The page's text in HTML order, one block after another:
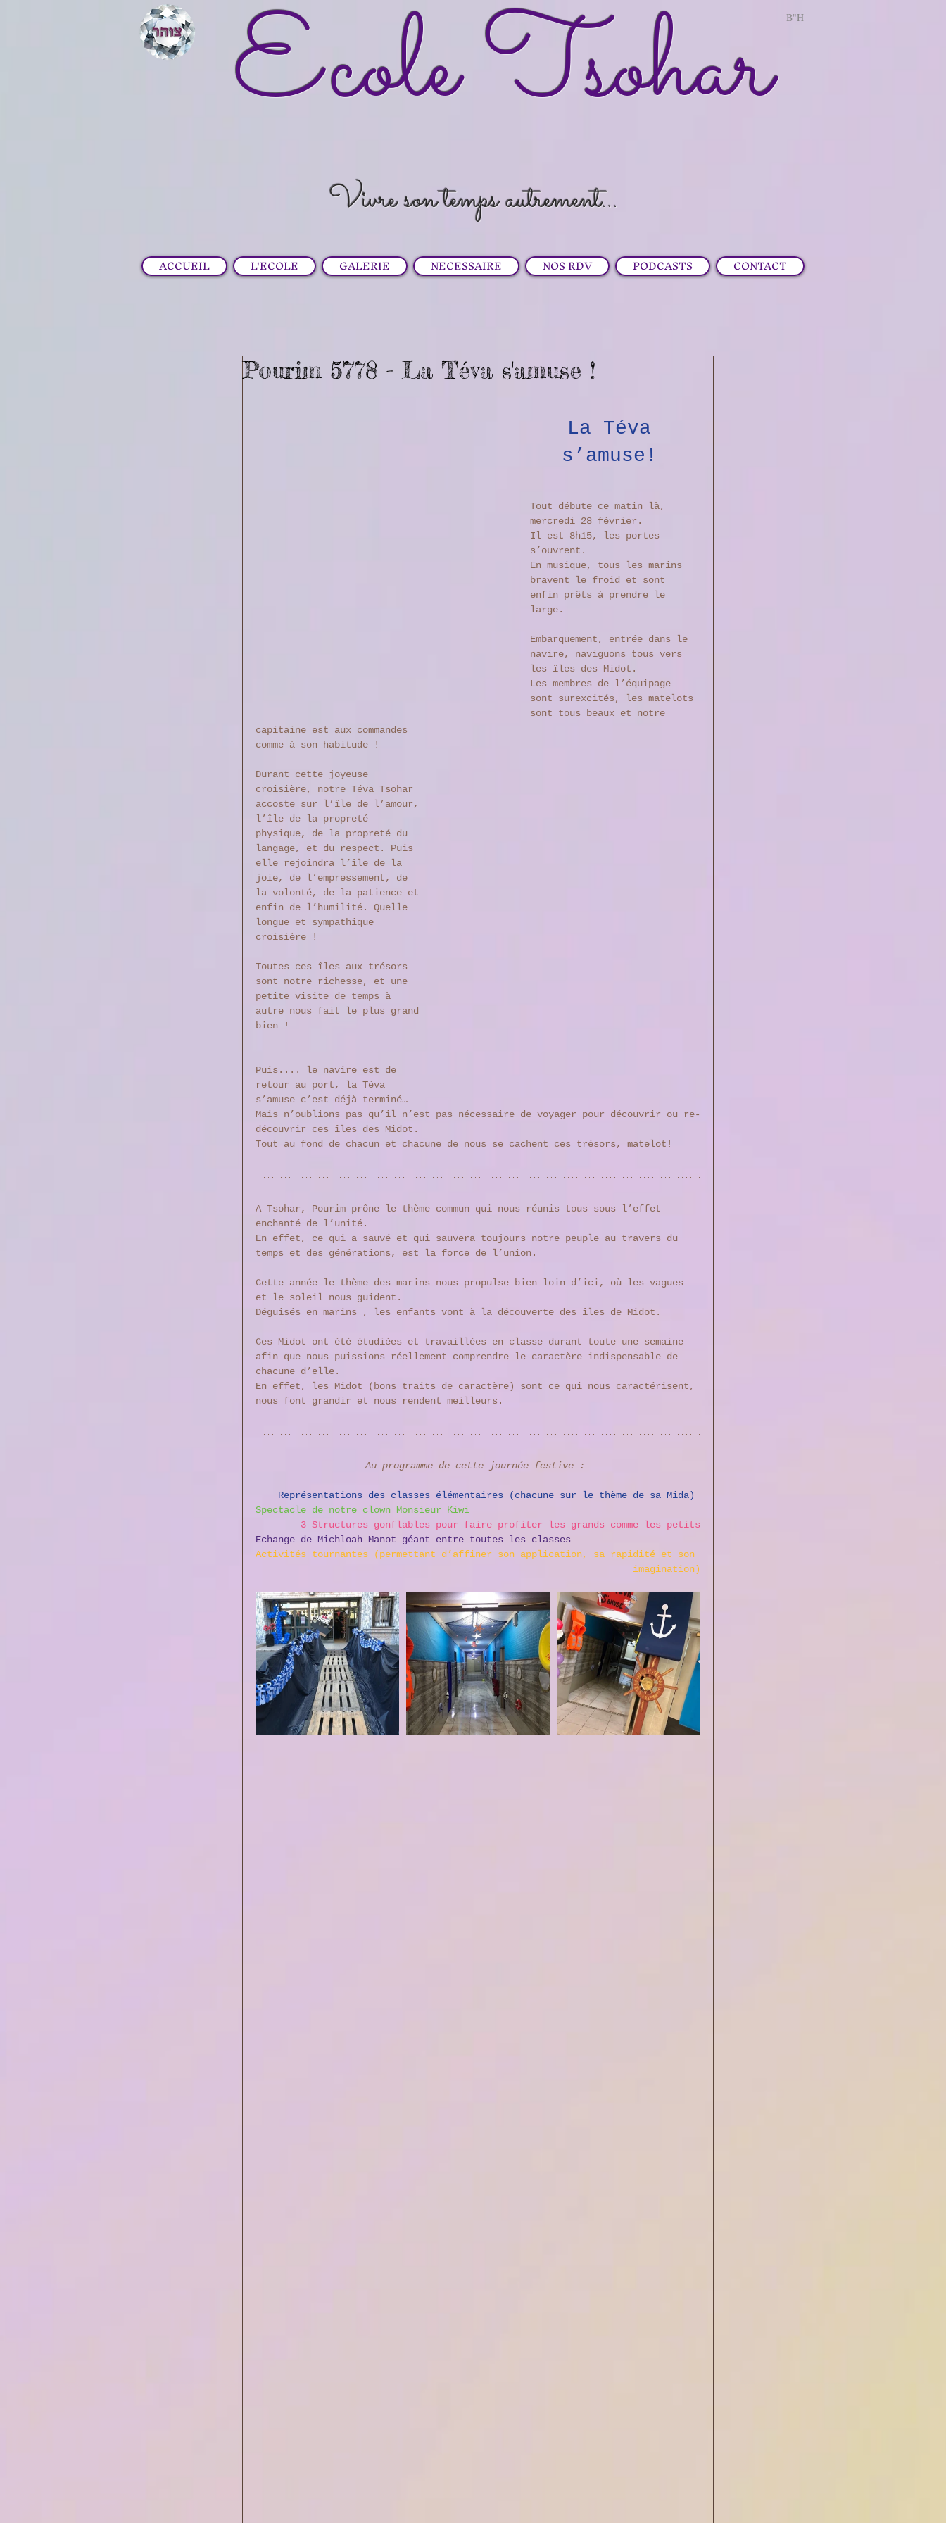
Ecole Tsohar B"H
Vivre son temps autrement...
ACCUEIL L'ECOLE GALERIE NECESSAIRE NOS RDV PODCASTS CONTACT
Pourim 5778 - La Téva s'amuse !
La Téva
s’amuse!
Tout débute ce matin là,
mercredi 28 février.
Il est 8h15, les portes
s’ouvrent.
En musique, tous les marins
bravent le froid et sont
enfin prêts à prendre le
large.
Embarquement, entrée dans le
navire, naviguons tous vers
les îles des Midot.
Les membres de l’équipage
sont surexcités, les matelots
sont tous beaux et notre
capitaine est aux commandes
comme à son habitude !
Durant cette joyeuse
croisière, notre Téva Tsohar
accoste sur l’île de l’amour,
l’île de la propreté
physique, de la propreté du
langage, et du respect. Puis
elle rejoindra l’île de la
joie, de l’empressement, de
la volonté, de la patience et
enfin de l’humilité. Quelle
longue et sympathique
croisière !
Toutes ces îles aux trésors
sont notre richesse, et une
petite visite de temps à
autre nous fait le plus grand
bien !
Puis.... le navire est de
retour au port, la Téva
s’amuse c’est déjà terminé…
Mais n’oublions pas qu’il n’est pas nécessaire de voyager pour découvrir ou re-
découvrir ces îles des Midot.
Tout au fond de chacun et chacune de nous se cachent ces trésors, matelot!
A Tsohar, Pourim prône le thème commun qui nous réunis tous sous l’effet
enchanté de l’unité.
En effet, ce qui a sauvé et qui sauvera toujours notre peuple au travers du
temps et des générations, est la force de l’union.
Cette année le thème des marins nous propulse bien loin d’ici, où les vagues
et le soleil nous guident.
Déguisés en marins , les enfants vont à la découverte des îles de Midot.
Ces Midot ont été étudiées et travaillées en classe durant toute une semaine
afin que nous puissions réellement comprendre le caractère indispensable de
chacune d’elle.
En effet, les Midot (bons traits de caractère) sont ce qui nous caractérisent,
nous font grandir et nous rendent meilleurs.
Au programme de cette journée festive :
Représentations des classes élémentaires (chacune sur le thème de sa Mida)
Spectacle de notre clown Monsieur Kiwi
3 Structures gonflables pour faire profiter les grands comme les petits
Echange de Michloah Manot géant entre toutes les classes
Activités tournantes (permettant d’affiner son application, sa rapidité et son
imagination)